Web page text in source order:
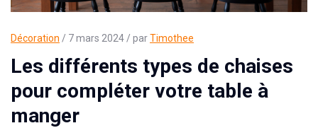
Décoration / 7 mars 2024 / parTimothee
Les différents types de chaises
pour compléter votre table à
manger